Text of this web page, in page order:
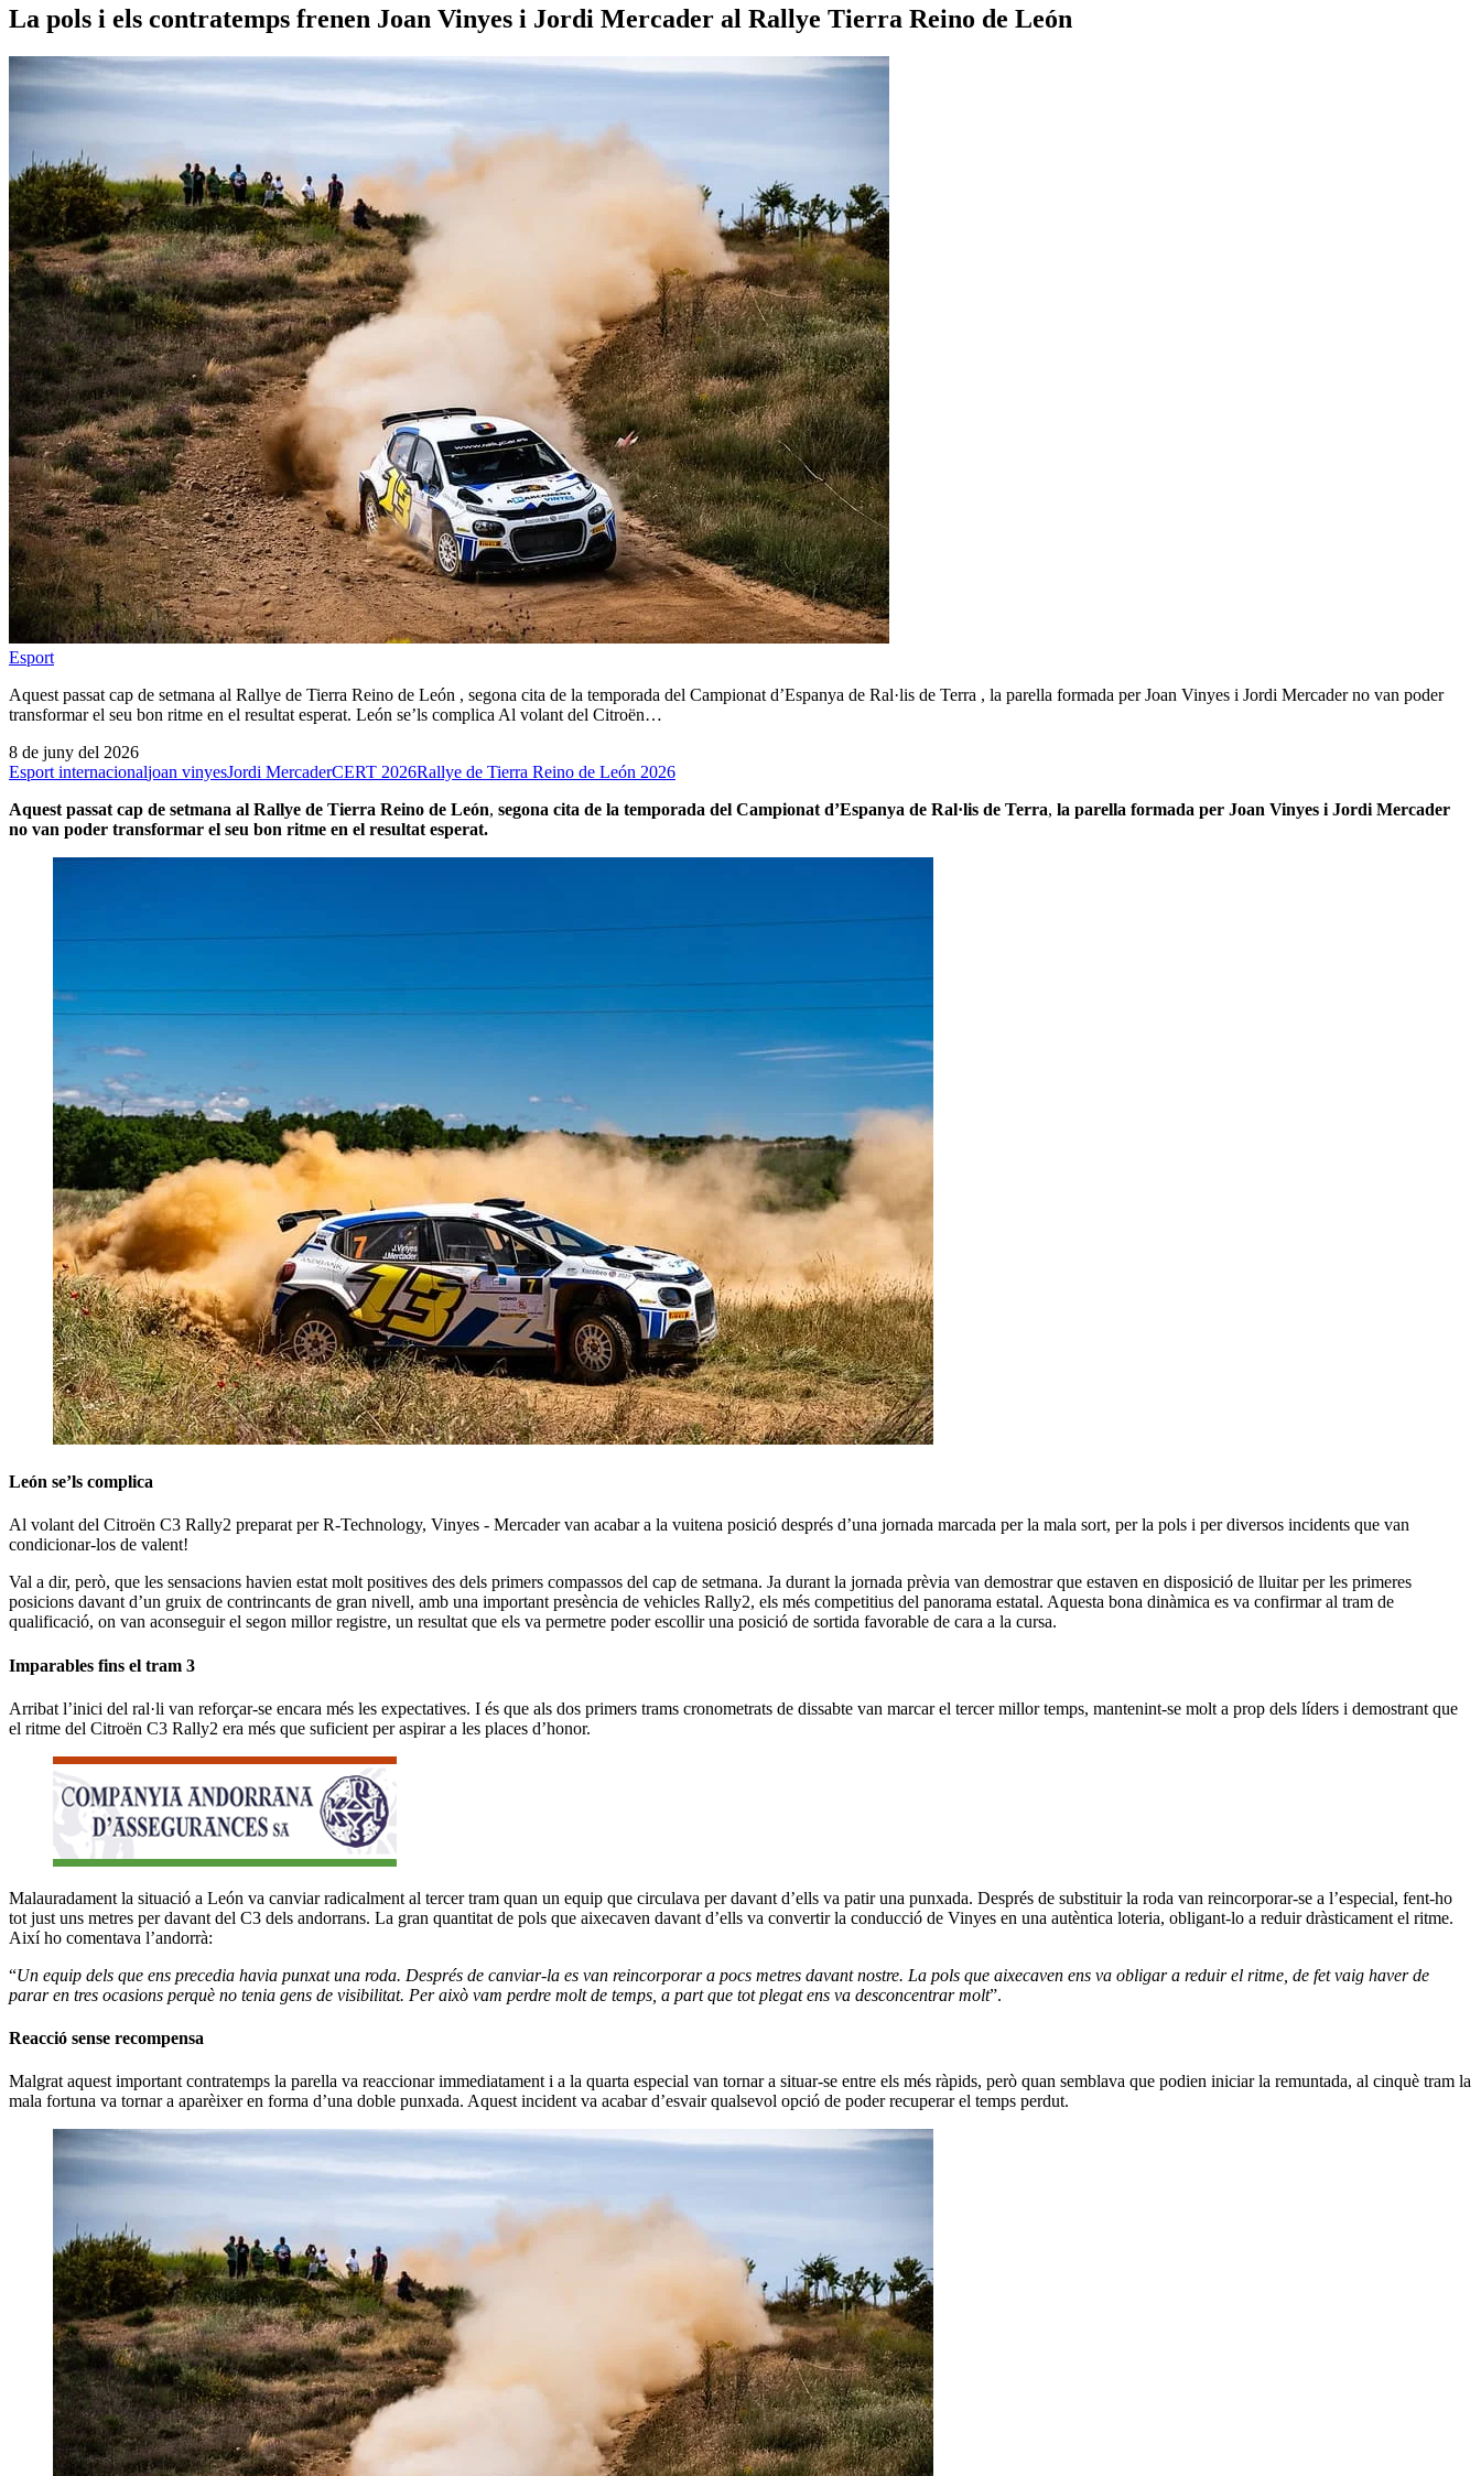
La pols i els contratemps frenen Joan Vinyes i Jordi Mercader al Rallye Tierra Reino de León
Esport
Aquest passat cap de setmana al Rallye de Tierra Reino de León , segona cita de la temporada del Campionat d’Espanya de Ral·lis de Terra , la parella formada per Joan Vinyes i Jordi Mercader no van poder
transformar el seu bon ritme en el resultat esperat. León se’ls complica Al volant del Citroën…
8 de juny del 2026
Esport internacionaljoan vinyesJordi MercaderCERT 2026Rallye de Tierra Reino de León 2026
Aquest passat cap de setmana al Rallye de Tierra Reino de León, segona cita de la temporada del Campionat d’Espanya de Ral·lis de Terra, la parella formada per Joan Vinyes i Jordi Mercader
no van poder transformar el seu bon ritme en el resultat esperat.
León se’ls complica
Al volant del Citroën C3 Rally2 preparat per R-Technology, Vinyes - Mercader van acabar a la vuitena posició després d’una jornada marcada per la mala sort, per la pols i per diversos incidents que van
condicionar-los de valent!
Val a dir, però, que les sensacions havien estat molt positives des dels primers compassos del cap de setmana. Ja durant la jornada prèvia van demostrar que estaven en disposició de lluitar per les primeres
posicions davant d’un gruix de contrincants de gran nivell, amb una important presència de vehicles Rally2, els més competitius del panorama estatal. Aquesta bona dinàmica es va confirmar al tram de
qualificació, on van aconseguir el segon millor registre, un resultat que els va permetre poder escollir una posició de sortida favorable de cara a la cursa.
Imparables fins el tram 3
Arribat l’inici del ral·li van reforçar-se encara més les expectatives. I és que als dos primers trams cronometrats de dissabte van marcar el tercer millor temps, mantenint-se molt a prop dels líders i demostrant que
el ritme del Citroën C3 Rally2 era més que suficient per aspirar a les places d’honor.
Malauradament la situació a León va canviar radicalment al tercer tram quan un equip que circulava per davant d’ells va patir una punxada. Després de substituir la roda van reincorporar-se a l’especial, fent-ho
tot just uns metres per davant del C3 dels andorrans. La gran quantitat de pols que aixecaven davant d’ells va convertir la conducció de Vinyes en una autèntica loteria, obligant-lo a reduir dràsticament el ritme.
Així ho comentava l’andorrà:
“Un equip dels que ens precedia havia punxat una roda. Després de canviar-la es van reincorporar a pocs metres davant nostre. La pols que aixecaven ens va obligar a reduir el ritme, de fet vaig haver de
parar en tres ocasions perquè no tenia gens de visibilitat. Per això vam perdre molt de temps, a part que tot plegat ens va desconcentrar molt”.
Reacció sense recompensa
Malgrat aquest important contratemps la parella va reaccionar immediatament i a la quarta especial van tornar a situar-se entre els més ràpids, però quan semblava que podien iniciar la remuntada, al cinquè tram la
mala fortuna va tornar a aparèixer en forma d’una doble punxada. Aquest incident va acabar d’esvair qualsevol opció de poder recuperar el temps perdut.